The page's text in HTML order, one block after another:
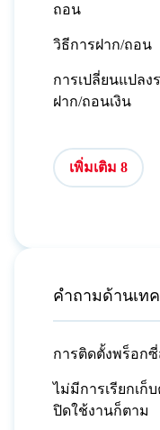
ถอน
วิธีการฝาก/ถอน
การเปลี่ยนแปลง
ฝาก/ถอนเงิน
เพิ่มเติม 8
คำถามด้านเท
การติดตั้งพร็อก
ไม่มีการเรียกเก็
ปิดใช้งานก็ตาม